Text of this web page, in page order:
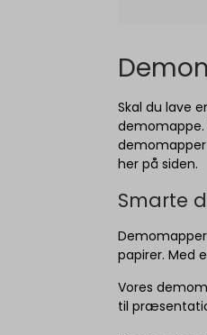
Skal du lave
demomappe.
her på siden.
Smarte
papirer. Med
Vores
til